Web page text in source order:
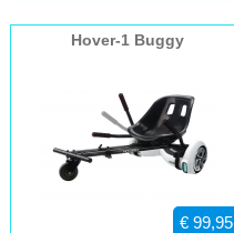
Hover-1 Buggy
€ 99,95